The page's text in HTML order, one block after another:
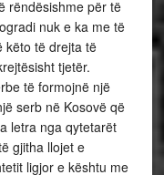
rëndësishme për të
nuk e ka me të
këto të drejta të
tjetër.
të formojnë një
serb në Kosovë që
letra nga qytetarët
gjitha llojet e
ligjor e kështu me